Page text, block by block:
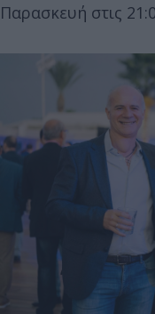
Παρασκευή στις